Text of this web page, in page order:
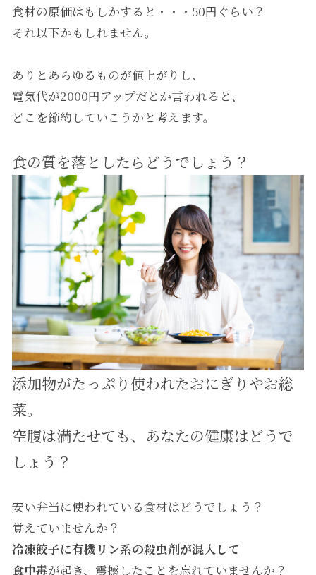
食材の原価はもしかすると・・・50円ぐらい？
それ以下かもしれません。
ありとあらゆるものが値上がりし、
電気代が2000円アップだとか言われると、
どこを節約していこうかと考えます。
食の質を落としたらどうでしょう？
添加物がたっぷり使われたおにぎりやお総
菜。
空腹は満たせても、あなたの健康はどうで
しょう？
安い弁当に使われている食材はどうでしょう？
覚えていませんか？
冷凍餃子に有機リン系の殺虫剤が混入して
食中毒が起き、震撼したことを忘れていませんか？